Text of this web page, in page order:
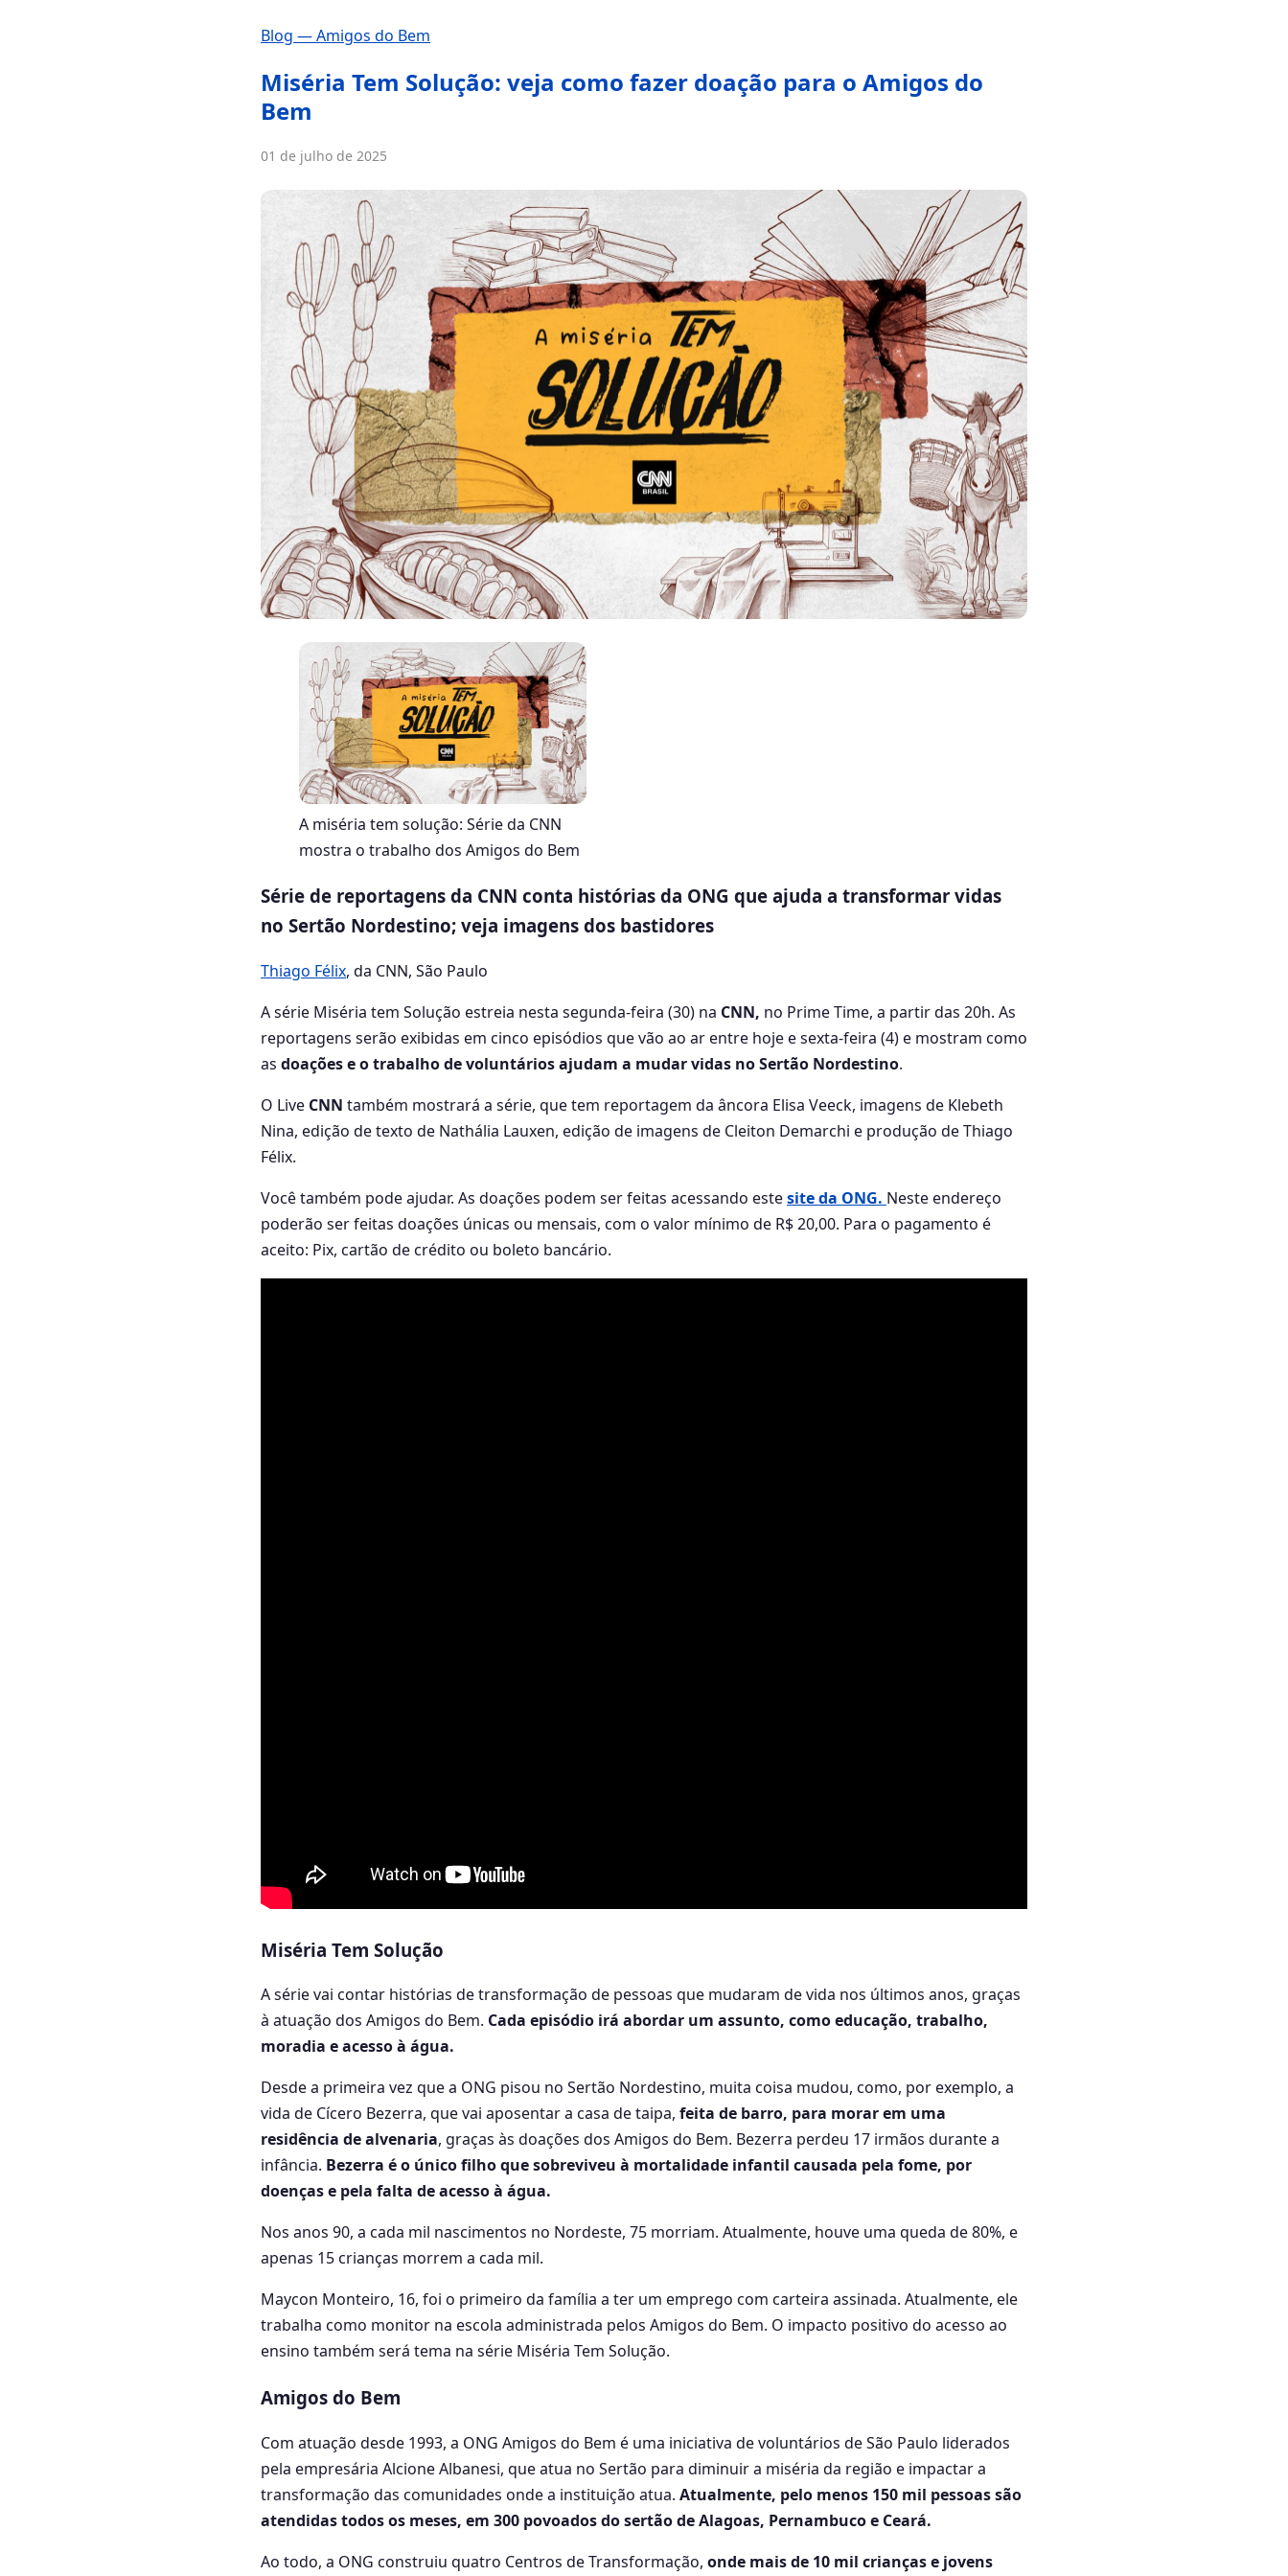
Blog — Amigos do Bem
Miséria Tem Solução: veja como fazer doação para o Amigos do
Bem
01 de julho de 2025
A miséria tem solução: Série da CNN
mostra o trabalho dos Amigos do Bem
Série de reportagens da CNN conta histórias da ONG que ajuda a transformar vidas
no Sertão Nordestino; veja imagens dos bastidores
Thiago Félix, da CNN, São Paulo
A série Miséria tem Solução estreia nesta segunda-feira (30) na CNN, no Prime Time, a partir das 20h. As
reportagens serão exibidas em cinco episódios que vão ao ar entre hoje e sexta-feira (4) e mostram como
as doações e o trabalho de voluntários ajudam a mudar vidas no Sertão Nordestino.
O Live CNN também mostrará a série, que tem reportagem da âncora Elisa Veeck, imagens de Klebeth
Nina, edição de texto de Nathália Lauxen, edição de imagens de Cleiton Demarchi e produção de Thiago
Félix.
Você também pode ajudar. As doações podem ser feitas acessando estesite da ONG. Neste endereço
poderão ser feitas doações únicas ou mensais, com o valor mínimo de R$ 20,00. Para o pagamento é
aceito: Pix, cartão de crédito ou boleto bancário.
Miséria Tem Solução
A série vai contar histórias de transformação de pessoas que mudaram de vida nos últimos anos, graças
à atuação dos Amigos do Bem. Cada episódio irá abordar um assunto, como educação, trabalho,
moradia e acesso à água.
Desde a primeira vez que a ONG pisou no Sertão Nordestino, muita coisa mudou, como, por exemplo, a
vida de Cícero Bezerra, que vai aposentar a casa de taipa, feita de barro, para morar em uma
residência de alvenaria, graças às doações dos Amigos do Bem. Bezerra perdeu 17 irmãos durante a
infância. Bezerra é o único filho que sobreviveu à mortalidade infantil causada pela fome, por
doenças e pela falta de acesso à água.
Nos anos 90, a cada mil nascimentos no Nordeste, 75 morriam. Atualmente, houve uma queda de 80%, e
apenas 15 crianças morrem a cada mil.
Maycon Monteiro, 16, foi o primeiro da família a ter um emprego com carteira assinada. Atualmente, ele
trabalha como monitor na escola administrada pelos Amigos do Bem. O impacto positivo do acesso ao
ensino também será tema na série Miséria Tem Solução.
Amigos do Bem
Com atuação desde 1993, a ONG Amigos do Bem é uma iniciativa de voluntários de São Paulo liderados
pela empresária Alcione Albanesi, que atua no Sertão para diminuir a miséria da região e impactar a
transformação das comunidades onde a instituição atua. Atualmente, pelo menos 150 mil pessoas são
atendidas todos os meses, em 300 povoados do sertão de Alagoas, Pernambuco e Ceará.
Ao todo, a ONG construiu quatro Centros de Transformação, onde mais de 10 mil crianças e jovens